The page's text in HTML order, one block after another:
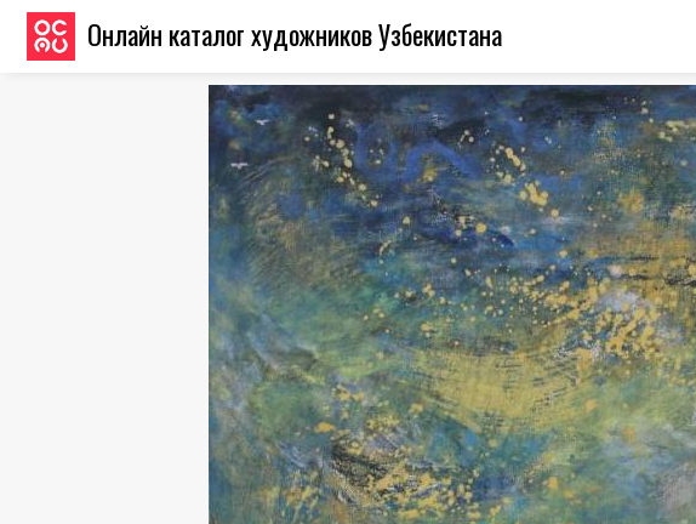
Онлайн каталог художников Узбекистана